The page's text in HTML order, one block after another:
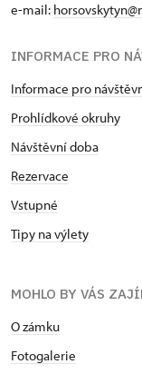
e-mail:
INFORMACE PRO
Informace pro
Prohlídkové okruhy
Návštěvní doba
Rezervace
Vstupné
Tipy na výlety
MOHLO BY VÁS
O zámku
Fotogalerie